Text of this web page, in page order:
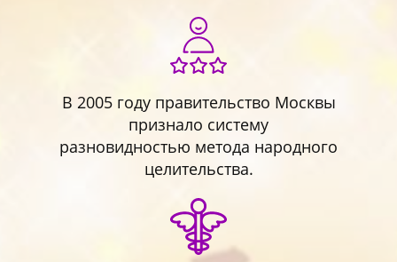
В 2005 году правительство Москвы
признало систему
разновидностью метода народного
целительства.